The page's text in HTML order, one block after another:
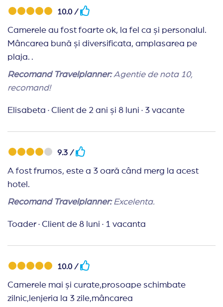
10.0 /
Camerele au fost foarte ok, la fel ca și personalul.
Mâncarea bună și diversificata, amplasarea pe
plaja. .
Recomand Travelplanner:Agentie de nota 10,
recomand!
Elisabeta · Client de 2 ani și 8 luni · 3 vacante
9.3 /
A fost frumos, este a 3 oară când merg la acest
hotel.
Recomand Travelplanner: Excelenta.
Toader · Client de 8 luni · 1 vacanta
10.0 /
Camerele mai și curate,prosoape schimbate
zilnic,lenjeria la 3 zile,mâncarea